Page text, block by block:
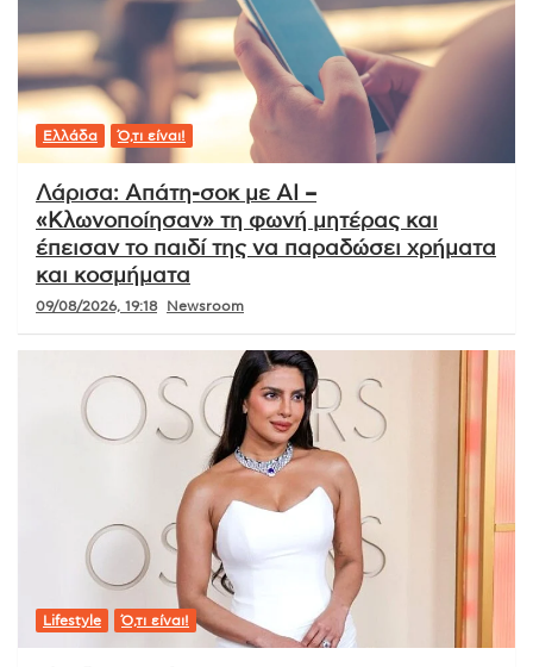
Ελλάδα Ό,τι είναι!
Λάρισα: Απάτη-σοκ με AI –
«Κλωνοποίησαν» τη φωνή μητέρας και
έπεισαν το παιδί της να παραδώσει χρήματα
και κοσμήματα
09/08/2026, 19:18 Newsroom
Lifestyle Ό,τι είναι!